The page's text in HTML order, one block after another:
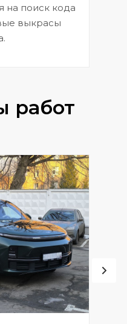
на поиск кода
выкрасы
работ